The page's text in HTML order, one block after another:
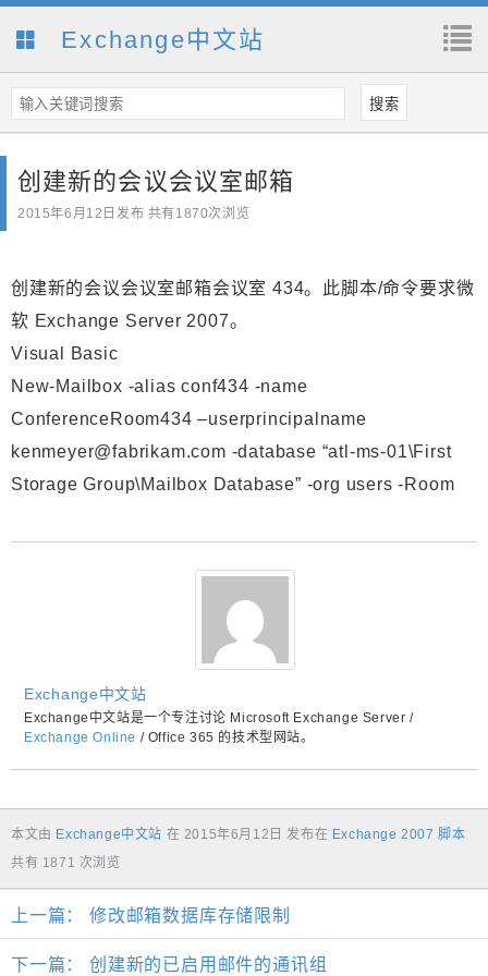
Exchange中文站
创建新的会议会议室邮箱
2015年6月12日 发布 共有1870次浏览
创建新的会议会议室邮箱会议室 434。此脚本/命令要求微
软 Exchange Server 2007。
Visual Basic
New-Mailbox -alias conf434 -name
ConferenceRoom434 –userprincipalname
kenmeyer@fabrikam.com -database “atl-ms-01\First
Storage Group\Mailbox Database” -org users -Room
Exchange中文站
Exchange中文站是一个专注讨论 Microsoft Exchange Server /
Exchange Online / Office 365 的技术型网站。
本文由 Exchange中文站 在 2015年6月12日 发布在 Exchange 2007 脚本
共有 1871 次浏览
上一篇： 修改邮箱数据库存储限制
下一篇： 创建新的已启用邮件的通讯组